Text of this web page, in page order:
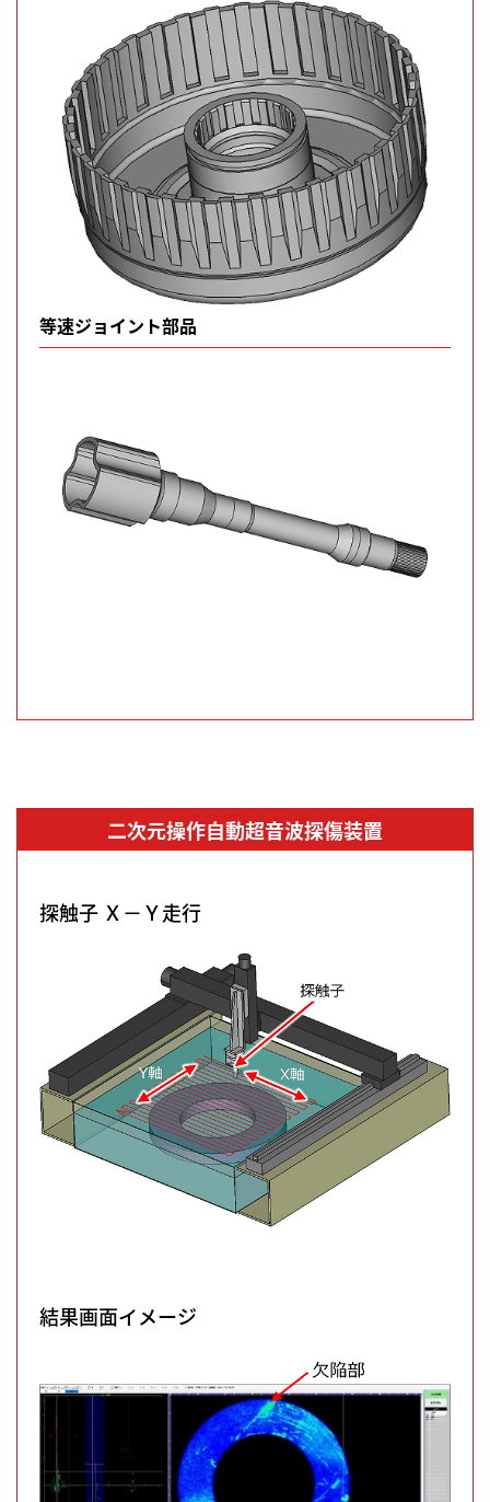
等速ジョイント部品
二次元操作自動超音波探傷装置
探触子 Ｘ－Ｙ走行
結果画面イメージ